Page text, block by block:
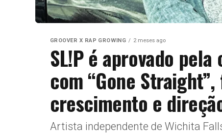
GROOVER X RAP GROWING 2 meses ago
SL!P é aprovado
com “Gone
crescimento e
Artista independente de Wichita